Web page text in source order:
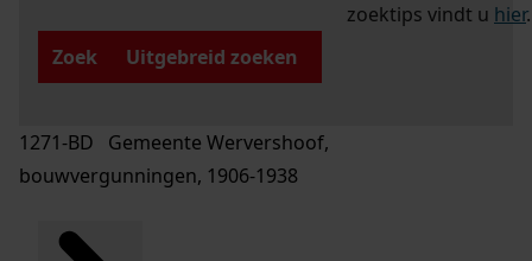
zoektips vindt u hier.
Zoek
Uitgebreid zoeken
1271-BD Gemeente Wervershoof,
bouwvergunningen, 1906-1938